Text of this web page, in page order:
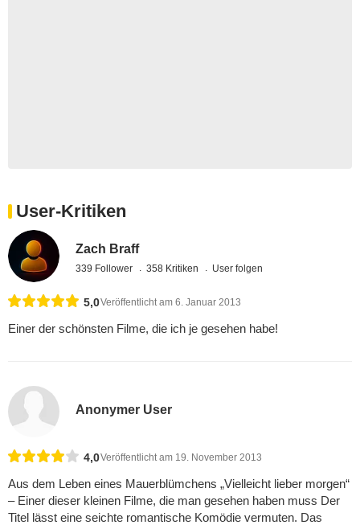
User-Kritiken
Zach Braff
339 Follower 358 Kritiken User folgen
5,0Veröffentlicht am 6. Januar 2013
Einer der schönsten Filme, die ich je gesehen habe!
Anonymer User
4,0Veröffentlicht am 19. November 2013
Aus dem Leben eines Mauerblümchens „Vielleicht lieber morgen“
– Einer dieser kleinen Filme, die man gesehen haben muss Der
Titel lässt eine seichte romantische Komödie vermuten. Das